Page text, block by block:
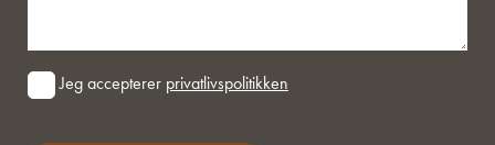
ConsentJeg accepterer privatlivspolitikken